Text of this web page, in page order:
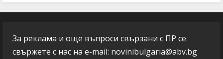
За реклама и още въпроси свързани с ПР се
свържете с нас на e-mail: novinibulgaria@abv.bg